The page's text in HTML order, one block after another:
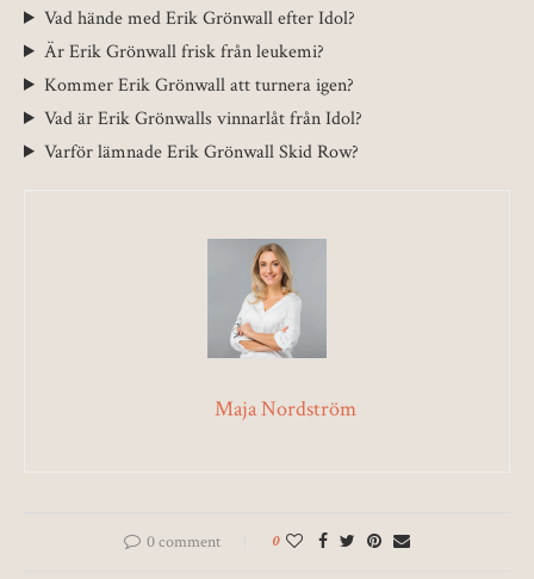
Vad hände med Erik Grönwall efter Idol?
Är Erik Grönwall frisk från leukemi?
Kommer Erik Grönwall att turnera igen?
Vad är Erik Grönwalls vinnarlåt från Idol?
Varför lämnade Erik Grönwall Skid Row?
Maja Nordström
0 comment 0